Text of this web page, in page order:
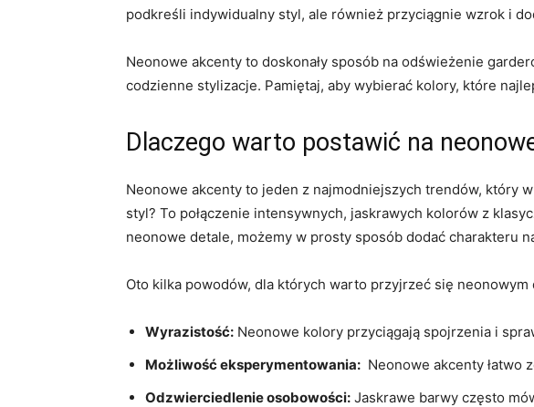
podkreśli indywidualny styl, ale również ‌przyciągnie ‍wzrok i
Neonowe akcenty ⁣to ⁤doskonały ⁣sposób na odświeżenie
codzienne stylizacje.‌ Pamiętaj, aby wybierać ‌kolory, które
Dlaczego warto postawić na
Neonowe akcenty to ​jeden z ⁣najmodniejszych trendów, który‍
styl? To połączenie intensywnych, jaskrawych kolorów z
neonowe detale,⁤ możemy w‍ prosty sposób dodać charakteru
Oto kilka powodów, dla ​których warto przyjrzeć się neonowym
Wyrazistość: ‌Neonowe kolory przyciągają spojrzenia ⁤i
Możliwość eksperymentowania:
Neonowe ⁤akcenty
Odzwierciedlenie osobowości: Jaskrawe ‌barwy często